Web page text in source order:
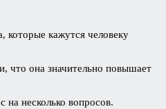
которые кажутся человеку
что она значительно повышает
на несколько вопросов.